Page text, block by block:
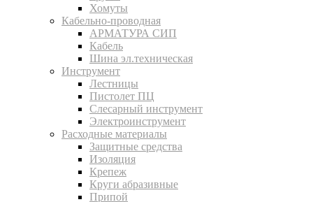
Хомуты
Кабельно-проводная
АРМАТУРА СИП
Кабель
Шина эл.техническая
Инструмент
Лестницы
Пистолет ПЦ
Слесарный инструмент
Электроинструмент
Расходные материалы
Защитные средства
Изоляция
Крепеж
Круги абразивные
Припой